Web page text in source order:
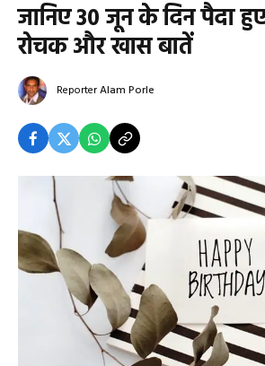
जानिए 30 जून के दिन पैदा
रोचक और खास बातें
ReporterAlam Porle